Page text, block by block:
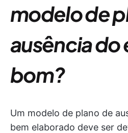
modelo de
ausência
bom?
Um modelo de plano de
bem elaborado deve ser